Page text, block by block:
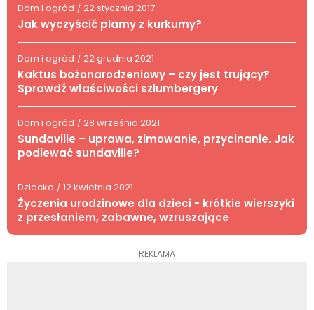
Dom i ogród / 22 stycznia 2017
Jak wyczyścić plamy z kurkumy?
Dom i ogród / 22 grudnia 2021
Kaktus bożonarodzeniowy – czy jest trujący?
Sprawdź właściwości szlumbergery
Dom i ogród / 28 września 2021
Sundaville – uprawa, zimowanie, przycinanie. Jak
podlewać sundaville?
Dziecko / 12 kwietnia 2021
Życzenia urodzinowe dla dzieci - krótkie wierszyki
z przesłaniem, zabawne, wzruszające
REKLAMA